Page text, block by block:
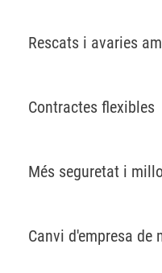
Rescats i avaries
Contractes flexibles
Més seguretat i
Canvi d'empresa de